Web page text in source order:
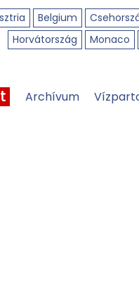
Belgium
Horvátország
Monaco
Archívum